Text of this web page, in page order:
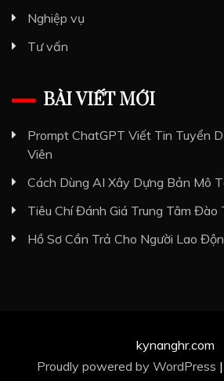
Nghiệp vụ
Tư vấn
BÀI VIẾT MỚI
Prompt ChatGPT Viết Tin Tuyển
Viên
Cách Dùng AI Xây Dựng Bản Mô
Tiêu Chí Đánh Giá Trung Tâm
Hồ Sơ Cần Trả Cho Người Lao
kynanghr.com
Proudly powered by WordPress |